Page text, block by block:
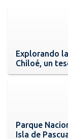
Explorando
Chiloé, un
Parque
Isla de